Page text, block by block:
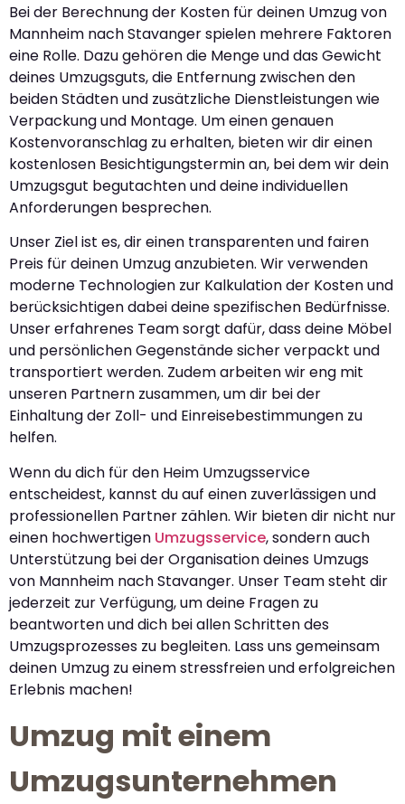
Bei der Berechnung der Kosten für deinen Umzug von
Mannheim nach Stavanger spielen mehrere Faktoren
eine Rolle. Dazu gehören die Menge und das Gewicht
deines Umzugsguts, die Entfernung zwischen den
beiden Städten und zusätzliche Dienstleistungen wie
Verpackung und Montage. Um einen genauen
Kostenvoranschlag zu erhalten, bieten wir dir einen
kostenlosen Besichtigungstermin an, bei dem wir dein
Umzugsgut begutachten und deine individuellen
Anforderungen besprechen.
Unser Ziel ist es, dir einen transparenten und fairen
Preis für deinen Umzug anzubieten. Wir verwenden
moderne Technologien zur Kalkulation der Kosten und
berücksichtigen dabei deine spezifischen Bedürfnisse.
Unser erfahrenes Team sorgt dafür, dass deine Möbel
und persönlichen Gegenstände sicher verpackt und
transportiert werden. Zudem arbeiten wir eng mit
unseren Partnern zusammen, um dir bei der
Einhaltung der Zoll- und Einreisebestimmungen zu
helfen.
Wenn du dich für den Heim Umzugsservice
entscheidest, kannst du auf einen zuverlässigen und
professionellen Partner zählen. Wir bieten dir nicht nur
einen hochwertigen Umzugsservice, sondern auch
Unterstützung bei der Organisation deines Umzugs
von Mannheim nach Stavanger. Unser Team steht dir
jederzeit zur Verfügung, um deine Fragen zu
beantworten und dich bei allen Schritten des
Umzugsprozesses zu begleiten. Lass uns gemeinsam
deinen Umzug zu einem stressfreien und erfolgreichen
Erlebnis machen!
Umzug mit einem
Umzugsunternehmen